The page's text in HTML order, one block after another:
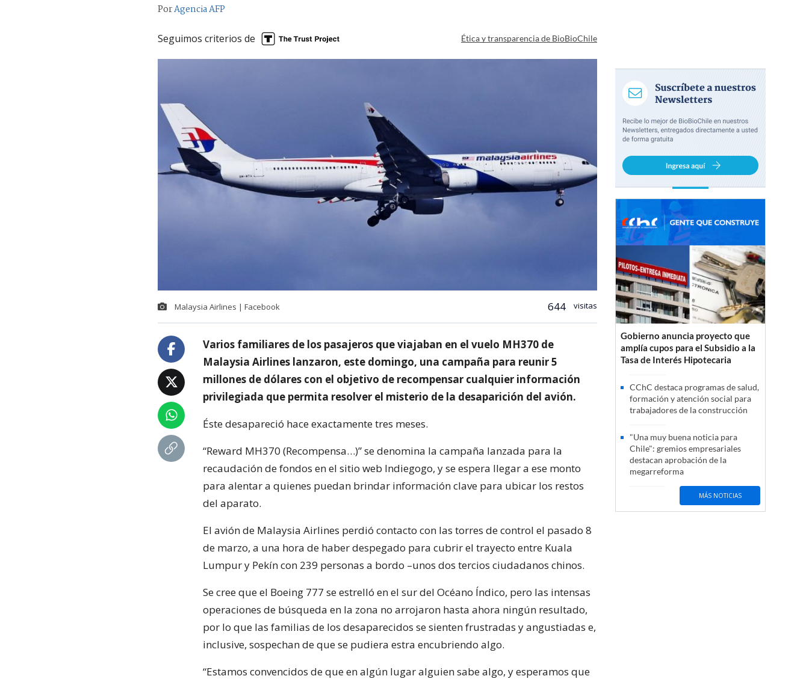
PorAgencia AFP
Seguimos criterios de Ética y transparencia de BioBioChile
Malaysia Airlines | Facebook 644 visitas
Varios familiares de los pasajeros que viajaban en el vuelo MH370 de
Malaysia Airlines lanzaron, este domingo, una campaña para reunir 5
millones de dólares con el objetivo de recompensar cualquier información
privilegiada que permita resolver el misterio de la desaparición del avión.
Éste desapareció hace exactamente tres meses.
“Reward MH370 (Recompensa…)” se denomina la campaña lanzada para la
recaudación de fondos en el sitio web Indiegogo, y se espera llegar a ese monto
para alentar a quienes puedan brindar información clave para ubicar los restos
del aparato.
El avión de Malaysia Airlines perdió contacto con las torres de control el pasado 8
de marzo, a una hora de haber despegado para cubrir el trayecto entre Kuala
Lumpur y Pekín con 239 personas a bordo –unos dos tercios ciudadanos chinos.
Se cree que el Boeing 777 se estrelló en el sur del Océano Índico, pero las intensas
operaciones de búsqueda en la zona no arrojaron hasta ahora ningún resultado,
por lo que las familias de los desaparecidos se sienten frustradas y angustiadas e,
inclusive, sospechan de que se pudiera estra encubriendo algo.
“Estamos convencidos de que en algún lugar alguien sabe algo, y esperamos que
Gobierno anuncia proyecto que
amplía cupos para el Subsidio a la
Tasa de Interés Hipotecaria
CChC destaca programas de salud,
formación y atención social para
trabajadores de la construcción
"Una muy buena noticia para
Chile": gremios empresariales
destacan aprobación de la
megarreforma
MÁS NOTICIAS